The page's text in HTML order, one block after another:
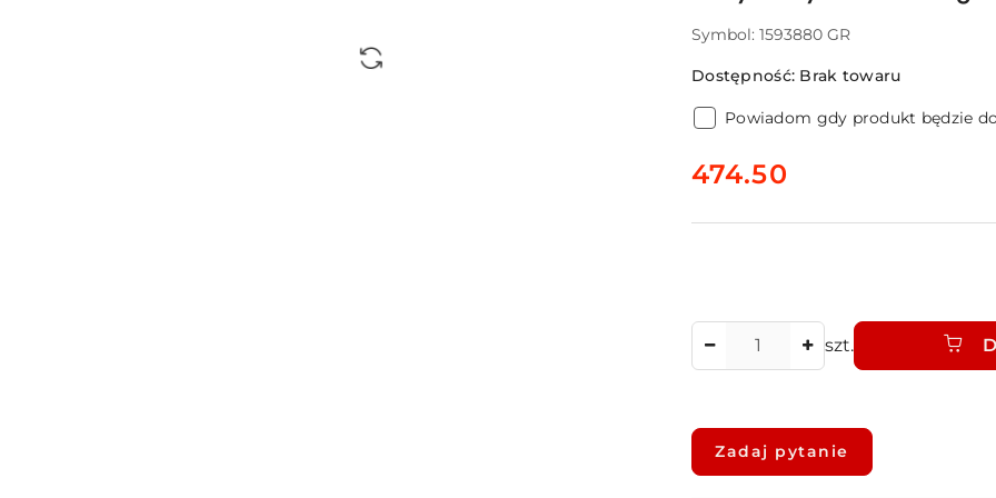
Symbol: 1593880 GR
Dostępność: Brak towaru
Powiadom gdy produkt będzie
cena:
474.50
szt.
Dostępność
i
Zadaj pytanie